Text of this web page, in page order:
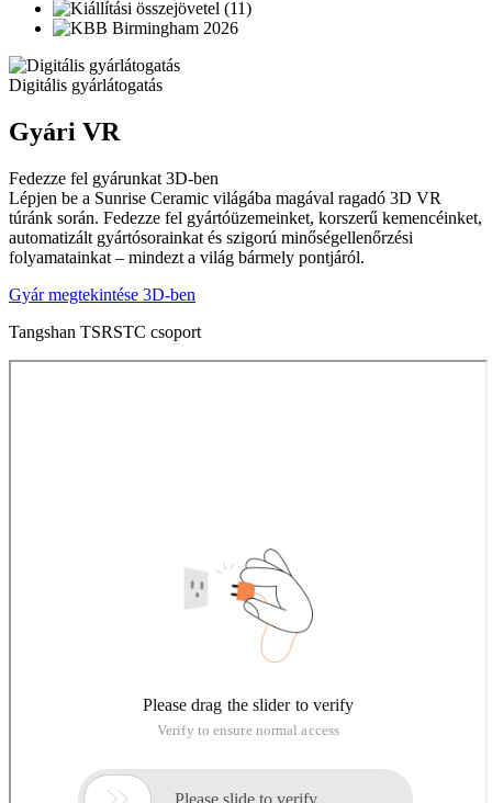
Digitális gyárlátogatás
Gyári VR
Fedezze fel gyárunkat 3D-ben
Lépjen be a Sunrise Ceramic világába magával ragadó 3D VR
túránk során. Fedezze fel gyártóüzemeinket, korszerű kemencéinket,
automatizált gyártósorainkat és szigorú minőségellenőrzési
folyamatainkat – mindezt a világ bármely pontjáról.
Gyár megtekintése 3D-ben
Tangshan TSRSTC csoport